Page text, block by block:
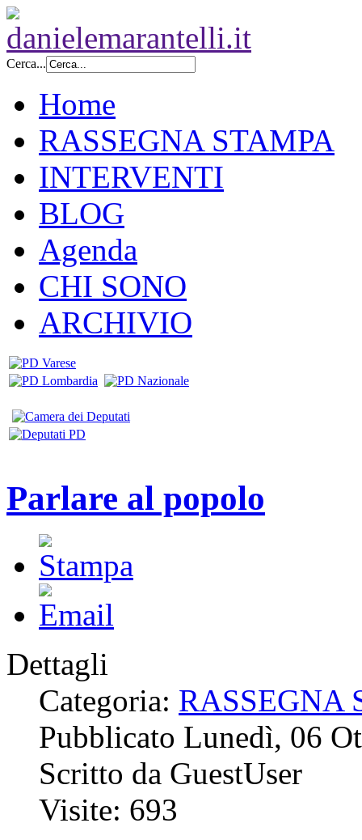
Cerca...
Home
RASSEGNA STAMPA
INTERVENTI
BLOG
Agenda
CHI SONO
ARCHIVIO
Parlare al popolo
Dettagli
Categoria: RASSEGNA
Pubblicato Lunedì, 06
Scritto da GuestUser
Visite: 693